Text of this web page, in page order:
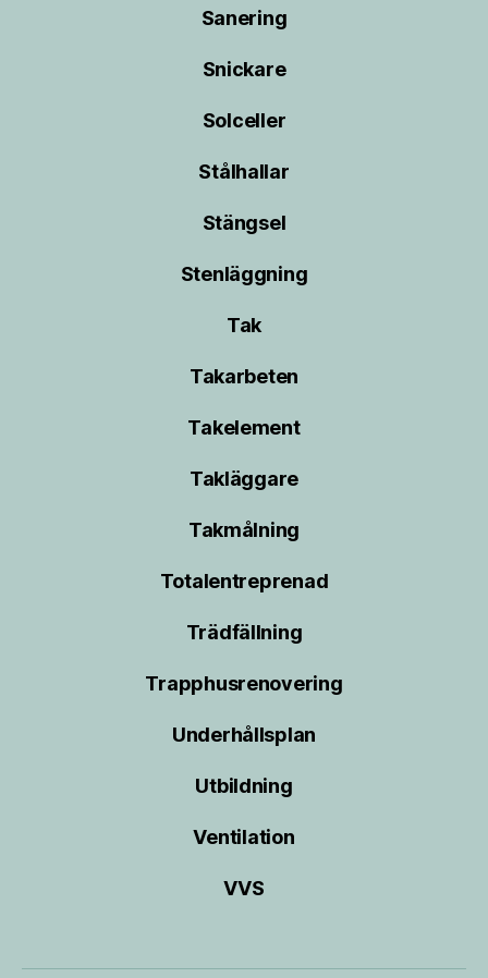
Sanering
Snickare
Solceller
Stålhallar
Stängsel
Stenläggning
Tak
Takarbeten
Takelement
Takläggare
Takmålning
Totalentreprenad
Trädfällning
Trapphusrenovering
Underhållsplan
Utbildning
Ventilation
VVS